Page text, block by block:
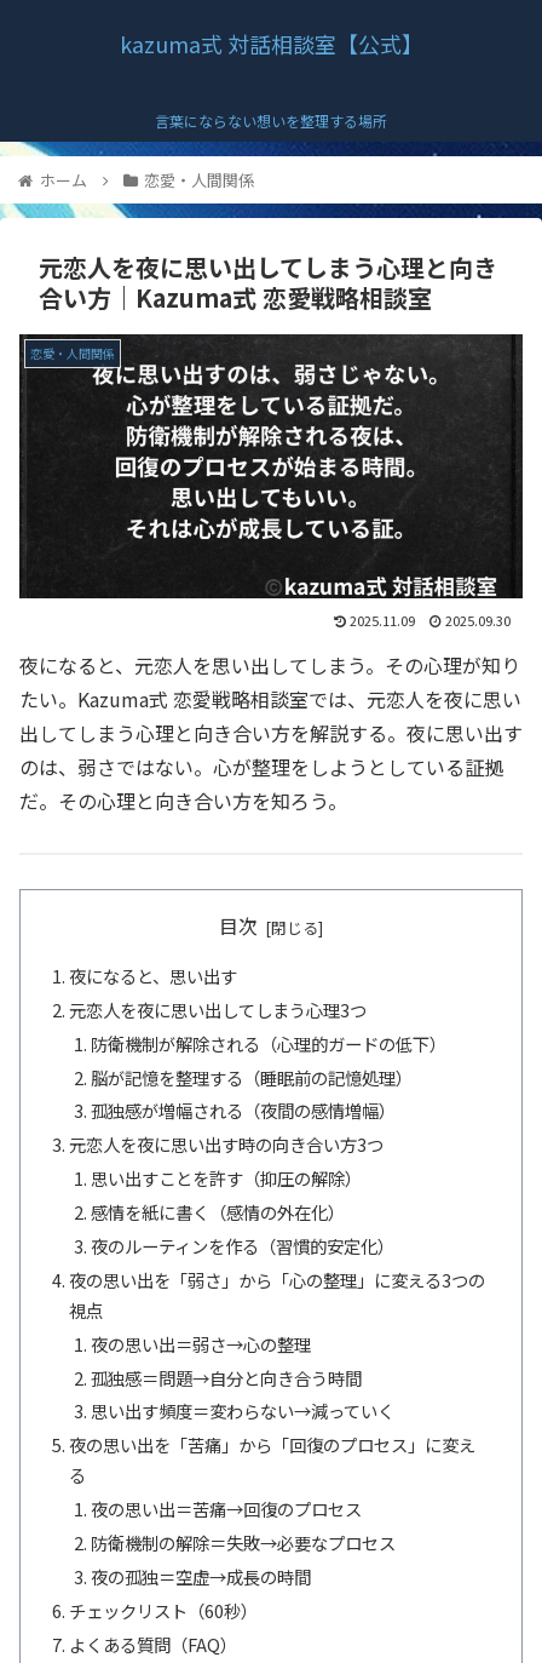
kazuma式 対話相談室【公式】
言葉にならない想いを整理する場所
ホーム 恋愛・人間関係
元恋人を夜に思い出してしまう心理と向き
合い方｜Kazuma式 恋愛戦略相談室
恋愛・人間関係
2025.11.09 2025.09.30
夜になると、元恋人を思い出してしまう。その心理が知り
たい。Kazuma式 恋愛戦略相談室では、元恋人を夜に思い
出してしまう心理と向き合い方を解説する。夜に思い出す
のは、弱さではない。心が整理をしようとしている証拠
だ。その心理と向き合い方を知ろう。
目次
夜になると、思い出す
元恋人を夜に思い出してしまう心理3つ
防衛機制が解除される（心理的ガードの低下）
脳が記憶を整理する（睡眠前の記憶処理）
孤独感が増幅される（夜間の感情増幅）
元恋人を夜に思い出す時の向き合い方3つ
思い出すことを許す（抑圧の解除）
感情を紙に書く（感情の外在化）
夜のルーティンを作る（習慣的安定化）
夜の思い出を「弱さ」から「心の整理」に変える3つの
視点
夜の思い出＝弱さ→心の整理
孤独感＝問題→自分と向き合う時間
思い出す頻度＝変わらない→減っていく
夜の思い出を「苦痛」から「回復のプロセス」に変え
る
夜の思い出＝苦痛→回復のプロセス
防衛機制の解除＝失敗→必要なプロセス
夜の孤独＝空虚→成長の時間
チェックリスト（60秒）
よくある質問（FAQ）